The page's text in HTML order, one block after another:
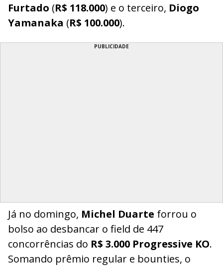
Furtado (R$ 118.000) e o terceiro, Diogo
Yamanaka (R$ 100.000).
PUBLICIDADE
Já no domingo, Michel Duarte forrou o
bolso ao desbancar o field de 447
concorrências do R$ 3.000 Progressive KO.
Somando prêmio regular e bounties, o